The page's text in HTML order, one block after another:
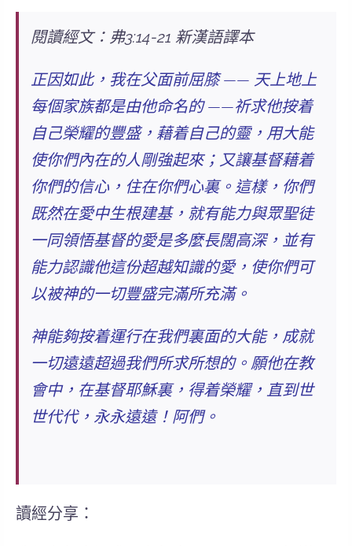
閱讀經文：弗3:14-21 新漢語譯本
正因如此，我在父面前屈膝 —— 天上地上
每個家族都是由他命名的 ——祈求他按着
自己榮耀的豐盛，藉着自己的靈，用大能
使你們內在的人剛強起來；又讓基督藉着
你們的信心，住在你們心裏。這樣，你們
既然在愛中生根建基，就有能力與眾聖徒
一同領悟基督的愛是多麼長闊高深，並有
能力認識他這份超越知識的愛，使你們可
以被神的一切豐盛完滿所充滿。
神能夠按着運行在我們裏面的大能，成就
一切遠遠超過我們所求所想的。願他在教
會中，在基督耶穌裏，得着榮耀，直到世
世代代，永永遠遠！阿們。
讀經分享：